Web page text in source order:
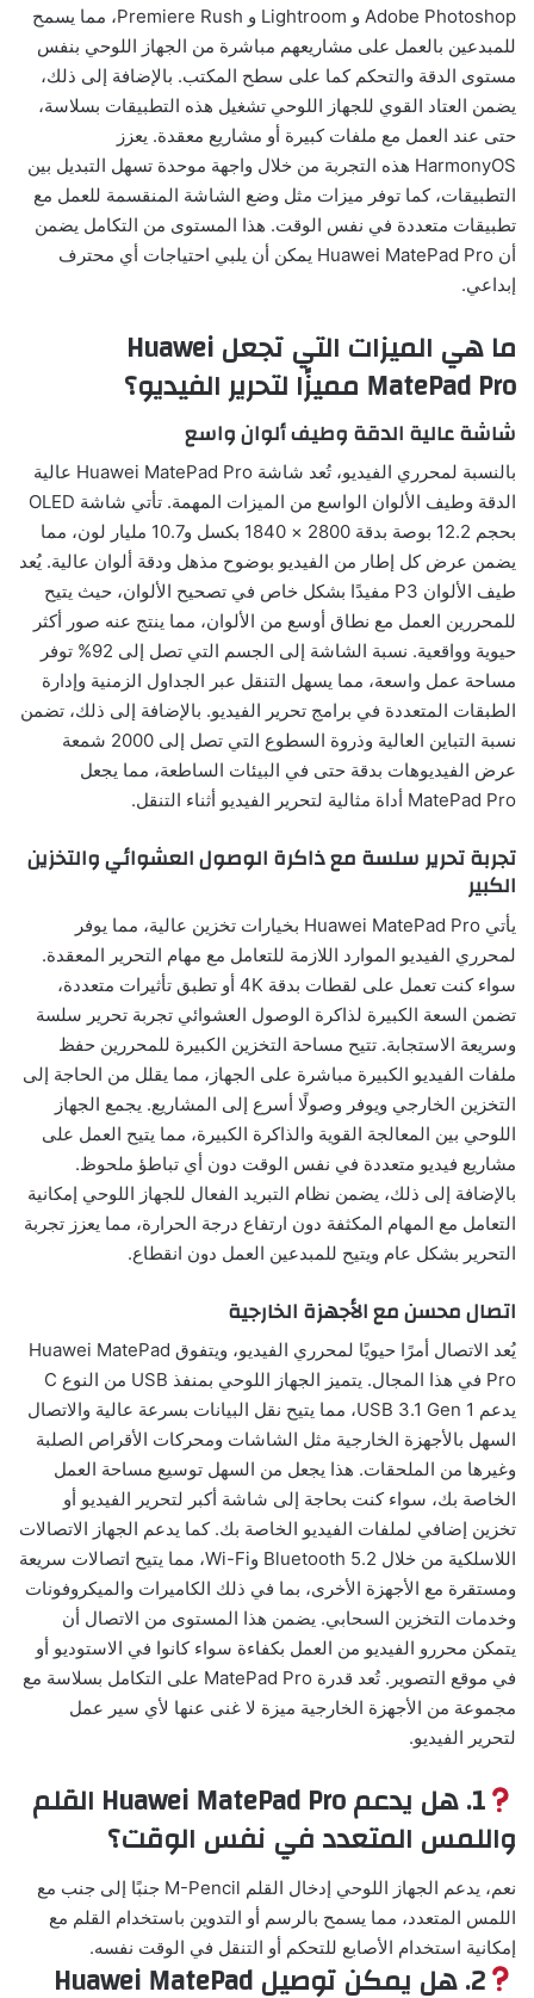
Adobe Photoshop و Lightroom و Premiere Rush، مما يسمح
للمبدعين بالعمل على مشاريعهم مباشرة من الجهاز اللوحي بنفس
مستوى الدقة والتحكم كما على سطح المكتب. بالإضافة إلى ذلك،
يضمن العتاد القوي للجهاز اللوحي تشغيل هذه التطبيقات بسلاسة،
حتى عند العمل مع ملفات كبيرة أو مشاريع معقدة. يعزز
HarmonyOS هذه التجربة من خلال واجهة موحدة تسهل التبديل بين
التطبيقات، كما توفر ميزات مثل وضع الشاشة المنقسمة للعمل مع
تطبيقات متعددة في نفس الوقت. هذا المستوى من التكامل يضمن
أن Huawei MatePad Pro يمكن أن يلبي احتياجات أي محترف
إبداعي.
ما هي الميزات التي تجعلHuawei
MatePad Pro مميزًا لتحرير الفيديو؟
شاشة عالية الدقة وطيف ألوان واسع
بالنسبة لمحرري الفيديو، تُعد شاشة Huawei MatePad Pro عالية
الدقة وطيف الألوان الواسع من الميزات المهمة. تأتي شاشة OLED
بحجم 12.2 بوصة بدقة 2800 × 1840 بكسل و10.7 مليار لون، مما
يضمن عرض كل إطار من الفيديو بوضوح مذهل ودقة ألوان عالية. يُعد
طيف الألوان P3 مفيدًا بشكل خاص في تصحيح الألوان، حيث يتيح
للمحررين العمل مع نطاق أوسع من الألوان، مما ينتج عنه صور أكثر
حيوية وواقعية. نسبة الشاشة إلى الجسم التي تصل إلى 92% توفر
مساحة عمل واسعة، مما يسهل التنقل عبر الجداول الزمنية وإدارة
الطبقات المتعددة في برامج تحرير الفيديو. بالإضافة إلى ذلك، تضمن
نسبة التباين العالية وذروة السطوع التي تصل إلى 2000 شمعة
عرض الفيديوهات بدقة حتى في البيئات الساطعة، مما يجعل
MatePad Pro أداة مثالية لتحرير الفيديو أثناء التنقل.
تجربة تحرير سلسة مع ذاكرة الوصول العشوائي والتخزين
الكبير
يأتي Huawei MatePad Pro بخيارات تخزين عالية، مما يوفر
لمحرري الفيديو الموارد اللازمة للتعامل مع مهام التحرير المعقدة.
سواء كنت تعمل على لقطات بدقة 4K أو تطبق تأثيرات متعددة،
تضمن السعة الكبيرة لذاكرة الوصول العشوائي تجربة تحرير سلسة
وسريعة الاستجابة. تتيح مساحة التخزين الكبيرة للمحررين حفظ
ملفات الفيديو الكبيرة مباشرة على الجهاز، مما يقلل من الحاجة إلى
التخزين الخارجي ويوفر وصولًا أسرع إلى المشاريع. يجمع الجهاز
اللوحي بين المعالجة القوية والذاكرة الكبيرة، مما يتيح العمل على
مشاريع فيديو متعددة في نفس الوقت دون أي تباطؤ ملحوظ.
بالإضافة إلى ذلك، يضمن نظام التبريد الفعال للجهاز اللوحي إمكانية
التعامل مع المهام المكثفة دون ارتفاع درجة الحرارة، مما يعزز تجربة
التحرير بشكل عام ويتيح للمبدعين العمل دون انقطاع.
اتصال محسن مع الأجهزة الخارجية
يُعد الاتصال أمرًا حيويًا لمحرري الفيديو، ويتفوق Huawei MatePad
Pro في هذا المجال. يتميز الجهاز اللوحي بمنفذ USB من النوع C
يدعم USB 3.1 Gen 1، مما يتيح نقل البيانات بسرعة عالية والاتصال
السهل بالأجهزة الخارجية مثل الشاشات ومحركات الأقراص الصلبة
وغيرها من الملحقات. هذا يجعل من السهل توسيع مساحة العمل
الخاصة بك، سواء كنت بحاجة إلى شاشة أكبر لتحرير الفيديو أو
تخزين إضافي لملفات الفيديو الخاصة بك. كما يدعم الجهاز الاتصالات
اللاسلكية من خلال Bluetooth 5.2 وWi-Fi، مما يتيح اتصالات سريعة
ومستقرة مع الأجهزة الأخرى، بما في ذلك الكاميرات والميكروفونات
وخدمات التخزين السحابي. يضمن هذا المستوى من الاتصال أن
يتمكن محررو الفيديو من العمل بكفاءة سواء كانوا في الاستوديو أو
في موقع التصوير. تُعد قدرة MatePad Pro على التكامل بسلاسة مع
مجموعة من الأجهزة الخارجية ميزة لا غنى عنها لأي سير عمل
لتحرير الفيديو.
1. هل يدعم Huawei MatePad Pro القلم
واللمس المتعدد في نفس الوقت؟
نعم، يدعم الجهاز اللوحي إدخال القلم M-Pencil جنبًا إلى جنب مع
اللمس المتعدد، مما يسمح بالرسم أو التدوين باستخدام القلم مع
إمكانية استخدام الأصابع للتحكم أو التنقل في الوقت نفسه.
2. هل يمكن توصيل Huawei MatePad